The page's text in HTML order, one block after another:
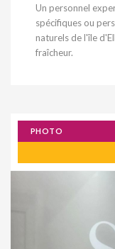
Un personnel
spécifiques ou
naturels de l'île
fraîcheur.
PHOTO